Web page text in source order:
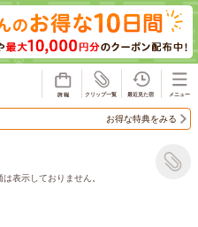
お得な特典をみる
表示しておりません。